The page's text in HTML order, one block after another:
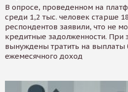
В опросе, проведенном на
среди 1,2 тыс. человек старше
респондентов заявили, что не
кредитные задолженности. При
вынуждены тратить на выплаты
ежемесячного доход